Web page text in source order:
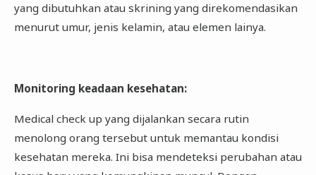
yang dibutuhkan atau skrining yang direkomendasikan
menurut umur, jenis kelamin, atau elemen lainya.
Monitoring keadaan kesehatan:
Medical check up yang dijalankan secara rutin
menolong orang tersebut untuk memantau kondisi
kesehatan mereka. Ini bisa mendeteksi perubahan atau